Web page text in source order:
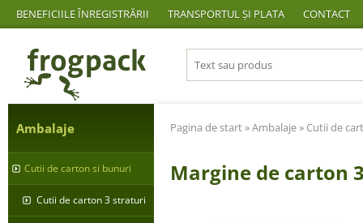
BENEFICIILE ÎNREGISTRĂRII TRANSPORTUL ȘI PLATA CONTACT
Ambalaje
Cutii de carton si bunuri
Cutii de carton 3 straturi
Pagina de start»Ambalaje» Cutii de
Margine de carton